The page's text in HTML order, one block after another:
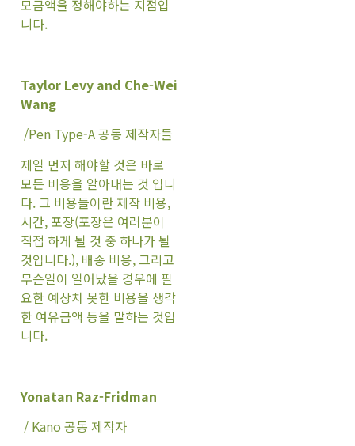
모금액을 정해야하는 지점입
니다.
Taylor Levy and Che-Wei
Wang
/Pen Type-A 공동 제작자들
제일 먼저 해야할 것은 바로
모든 비용을 알아내는 것 입니
다. 그 비용들이란 제작 비용,
시간, 포장(포장은 여러분이
직접 하게 될 것 중 하나가 될
것입니다.), 배송 비용, 그리고
무슨일이 일어났을 경우에 필
요한 예상치 못한 비용을 생각
한 여유금액 등을 말하는 것입
니다.
Yonatan Raz-Fridman
/ Kano 공동 제작자